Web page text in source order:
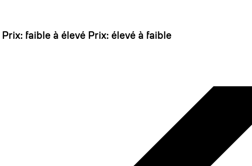
Prix: faible à élevé Prix: élevé à faible